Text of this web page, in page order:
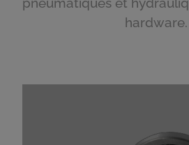
hardware.